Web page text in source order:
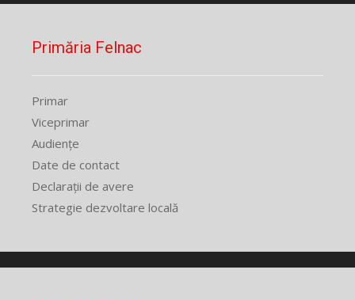
Primăria Felnac
Primar
Viceprimar
Audiențe
Date de contact
Declarații de avere
Strategie dezvoltare locală